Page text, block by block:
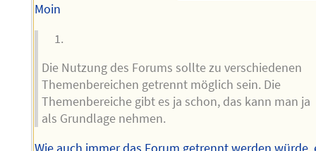
Moin
Die Nutzung des Forums sollte zu verschiedenen
Themenbereichen getrennt möglich sein. Die
Themenbereiche gibt es ja schon, das kann man ja
als Grundlage nehmen.